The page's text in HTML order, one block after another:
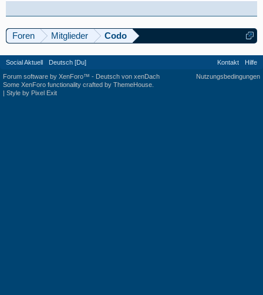
Foren Mitglieder Codo
Social Aktuell Deutsch [Du] Kontakt
Hilfe
Nutzungsbedingungen
Forum software by XenForo™ - Deutsch von xenDach
Some XenForo functionality crafted by ThemeHouse
| Style by Pixel Exit